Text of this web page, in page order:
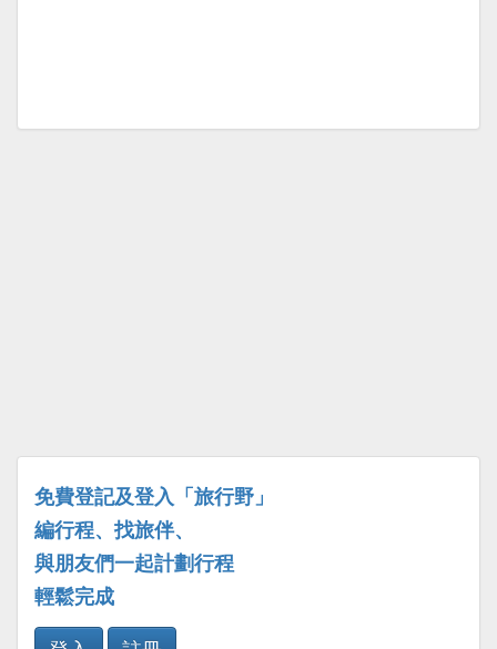
免費登記及登入「旅行野」
編行程、找旅伴、
與朋友們一起計劃行程
輕鬆完成